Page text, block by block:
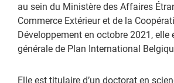
au sein du Ministère des Affaires
Commerce Extérieur et de la
Développement en octobre 2021, elle
générale de Plan International
Elle est titulaire d’un doctorat en